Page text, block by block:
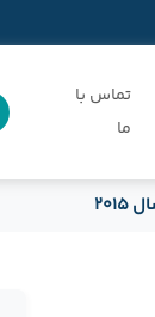
تماس با
ما